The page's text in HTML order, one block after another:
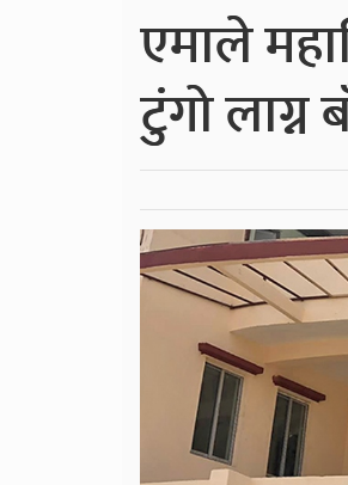
एमाले
टुंगो लाग्न